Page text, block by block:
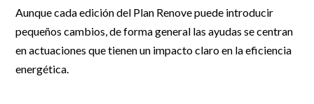
Aunque cada edición del Plan Renove puede introducir
pequeños cambios, de forma general las ayudas se centran
en actuaciones que tienen un impacto claro en la eficiencia
energética.